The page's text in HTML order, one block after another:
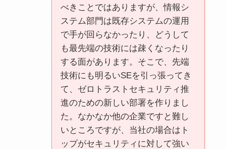
べきことではありますが、情報シ
ステム部門は既存システムの運用
で手が回らなかったり、どうして
も最先端の技術には疎くなったり
する面があります。そこで、先端
技術にも明るいSEを引っ張ってき
て、ゼロトラストセキュリティ推
進のための新しい部署を作りまし
た。なかなか他の企業ですと難し
いところですが、当社の場合はト
ップがセキュリティに対して強い